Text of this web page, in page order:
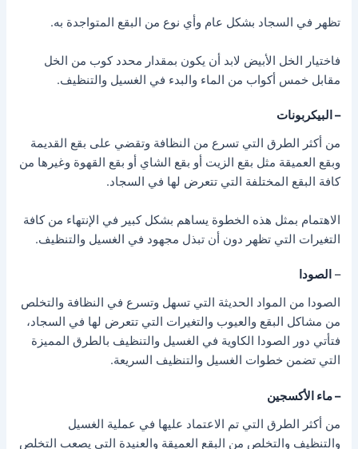
تظهر في السجاد بشكل عام وأي نوع من البقع المتواجدة به.
فاختيار الخل الأبيض لابد أن يكون بمقدار محدد كوب من الخل
مقابل خمس أكواب من الماء والبدء في الغسيل والتنظيف.
– البيكربونات
من أكثر الطرق التي تسرع من النظافة وتقضي على بقع القديمة
وبقع العميقة مثل بقع الزيت أو بقع الشاي أو بقع القهوة وغيرها من
كافة البقع المختلفة التي تتعرض لها في السجاد.
الاهتمام بمثل هذه الخطوة يساهم بشكل كبير في الإنتهاء من كافة
التغيرات التي تظهر دون أن تبذل مجهود في الغسيل والتنظيف.
– الصودا
الصودا من المواد الحديثة التي تسهل وتسرع في النظافة والتخلص
من مشاكل البقع والعيوب والتغيرات التي تتعرض لها في السجاد،
فتأتي دور الصودا الكاوية في الغسيل والتنظيف بالطرق المميزة
التي تضمن خطوات الغسيل والتنظيف السريعة.
– ماء الأكسجين
من أكثر الطرق التي تم الاعتماد عليها في عملية الغسيل
والتنظيف والتخلص من البقع العميقة والعنيدة التي يصعب التخلص